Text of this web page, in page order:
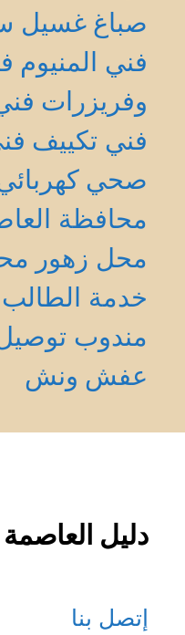
صباغ غسيل
فني المنيوم
وفريزرات
فني تكييف
صحي
محافظة
محل زهور
خدمة الطالب
مندوب
عفش ونش
دليل
إتصل بنا